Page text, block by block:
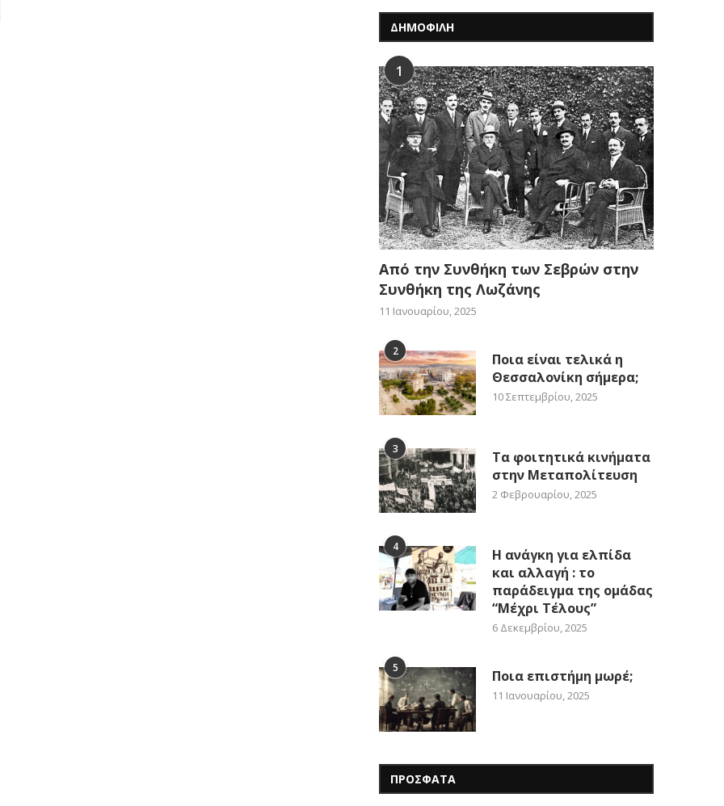
ΔΗΜΟΦΙΛΗ
1
Από την Συνθήκη των Σεβρών στην
Συνθήκη της Λωζάνης
11 Ιανουαρίου, 2025
2
Ποια είναι τελικά η
Θεσσαλονίκη σήμερα;
10 Σεπτεμβρίου, 2025
3
Τα φοιτητικά κινήματα
στην Μεταπολίτευση
2 Φεβρουαρίου, 2025
4
Η ανάγκη για ελπίδα
και αλλαγή : το
παράδειγμα της ομάδας
“Μέχρι Τέλους”
6 Δεκεμβρίου, 2025
5 Ποια επιστήμη μωρέ;
11 Ιανουαρίου, 2025
ΠΡΟΣΦΑΤΑ